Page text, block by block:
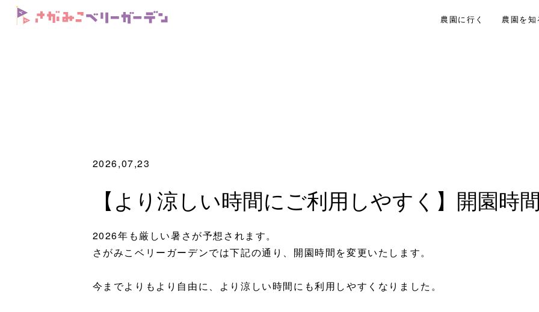
農園に行く 農園を知
2026,07,23
【より涼しい時間にご利用しやすく】開園時
2026年も厳しい暑さが予想されます。
さがみこベリーガーデンでは下記の通り、開園時間を変更いたします。
今までよりもより自由に、より涼しい時間にも利用しやすくなりました。